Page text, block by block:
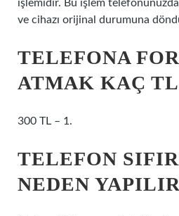
işlemidir. Bu işlem
ve cihazı orijinal durumuna
TELEFONA
ATMAK KAÇ TL
300 TL – 1.
TELEFON
NEDEN